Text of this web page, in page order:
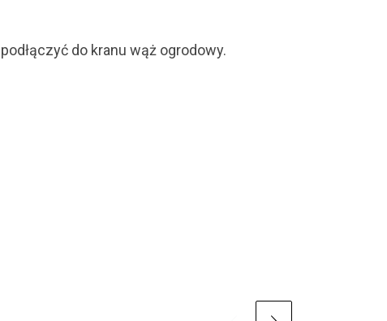
do kranu wąż ogrodowy.